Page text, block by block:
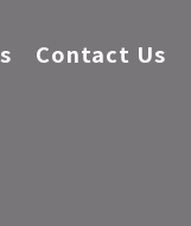
Contact Us